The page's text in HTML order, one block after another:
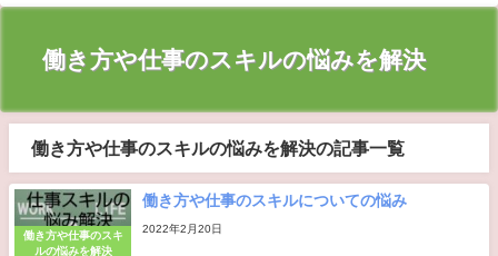
働き方や仕事のスキルの悩みを解決
働き方や仕事のスキルの悩みを解決の記事一覧
働き方や仕事のスキ
ルの悩みを解決
働き方や仕事のスキルについての悩み
2022年2月20日